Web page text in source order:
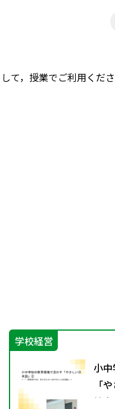
，授業でご利用くださ
学校経営
小
「
校